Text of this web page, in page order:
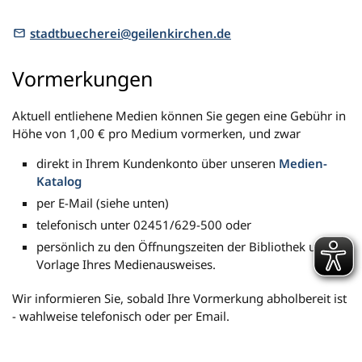
stadtbuecherei@geilenkirchen.de
Vormerkungen
Aktuell entliehene Medien können Sie gegen eine Gebühr in
Höhe von 1,00 € pro Medium vormerken, und zwar
direkt in Ihrem Kundenkonto über unseren Medien-
Katalog
per E-Mail (siehe unten)
telefonisch unter 02451/629-500 oder
persönlich zu den Öffnungszeiten der Bibliothek unter
Vorlage Ihres Medienausweises.
Wir informieren Sie, sobald Ihre Vormerkung abholbereit ist
- wahlweise telefonisch oder per Email.